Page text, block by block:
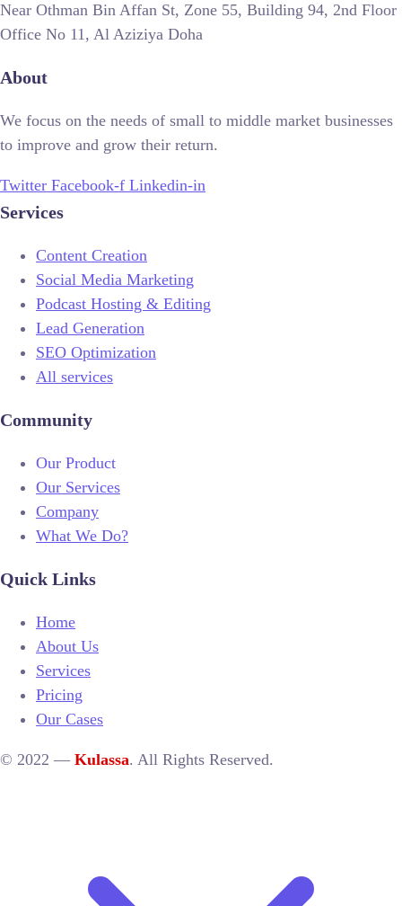
Near Othman Bin Affan St, Zone 55, Building 94, 2nd Floor
Office No 11, Al Aziziya Doha
About
We focus on the needs of small to middle market businesses
to improve and grow their return.
Twitter Facebook-f Linkedin-in
Services
Content Creation
Social Media Marketing
Podcast Hosting & Editing
Lead Generation
SEO Optimization
All services
Community
Our Product
Our Services
Company
What We Do?
Quick Links
Home
About Us
Services
Pricing
Our Cases
© 2022 — Kulassa. All Rights Reserved.